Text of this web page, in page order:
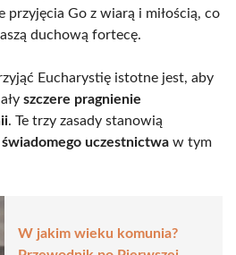
przyjęcia Go z wiarą i miłością, co
duchową fortecę.
Eucharystię istotne jest, aby
szczere pragnienie
. Te trzy zasady stanowią
uczestnictwa w tym
W jakim wieku komunia?